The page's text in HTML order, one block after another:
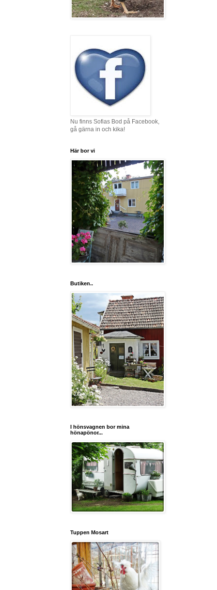
Nu finns Sofias Bod på Facebook,
gå gärna in och kika!
Här bor vi
Butiken..
I hönsvagnen bor mina
hönapönor...
Tuppen Mosart